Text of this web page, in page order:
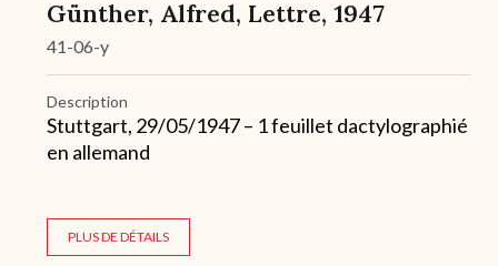
Günther, Alfred, Lettre, 1947
41-06-y
Description
Stuttgart, 29/05/1947 – 1 feuillet dactylographié
en allemand
PLUS DE DÉTAILS